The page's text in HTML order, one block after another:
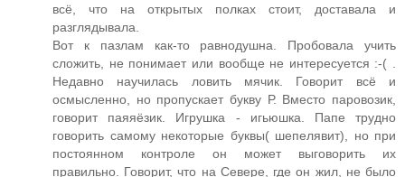
всё, что на открытых полках стоит, доставала и
разглядывала.
Вот к пазлам как-то равнодушна. Пробовала учить
сложить, не понимает или вообще не интересуется :-( .
Недавно научилась ловить мячик. Говорит всё и
осмысленно, но пропускает букву Р. Вместо паровозик,
говорит паяяёзик. Игрушка - игьюшка. Папе трудно
говорить самому некоторые буквы( шепелявит), но при
постоянном контроле он может выговорить их
правильно. Говорит, что на Севере, где он жил, не было